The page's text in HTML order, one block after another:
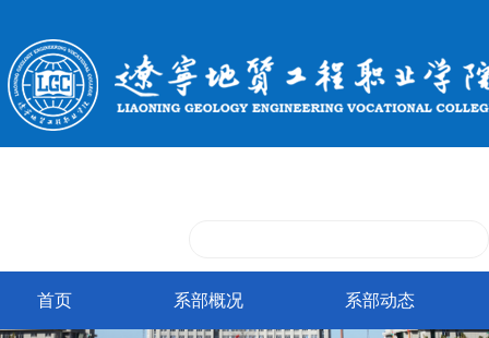
首页 系部概况 系部动态